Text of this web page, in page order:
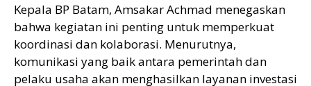
Kepala BP Batam, Amsakar Achmad menegaskan
bahwa kegiatan ini penting untuk memperkuat
koordinasi dan kolaborasi. Menurutnya,
komunikasi yang baik antara pemerintah dan
pelaku usaha akan menghasilkan layanan investasi